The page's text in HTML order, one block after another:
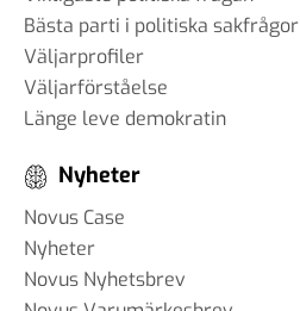
Bästa parti i politiska sakfrågor
Väljarprofiler
Väljarförståelse
Länge leve demokratin
Nyheter
Novus Case
Nyheter
Novus Nyhetsbrev